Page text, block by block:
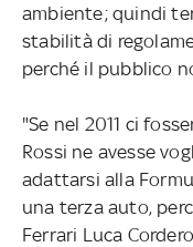
ambiente; quindi
stabilità di
perché il pubblico
"Se nel 2011 ci
Rossi ne avesse
adattarsi alla
una terza auto,
Ferrari Luca